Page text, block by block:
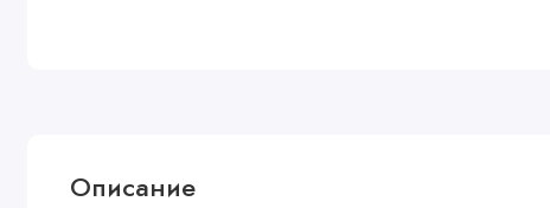
Описание